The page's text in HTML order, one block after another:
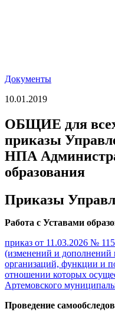
Документы
10.01.2019
ОБЩИЕ для всех
приказы
НПА
образования
Приказы
Работа с Уставами
приказ от 11.03.2026 №
(изменений и
организаций, функции и
отношении которых
Артемовского
Проведение